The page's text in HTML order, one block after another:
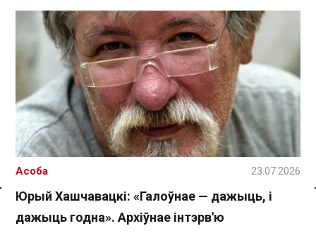
Спасылка без VPN
Юрый Хашчавацкі: «Галоўнае — дажыць, і
дажыць годна». Архіўнае інтэрв'ю
Асоба 23.07.2026